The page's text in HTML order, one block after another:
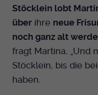
Stöcklein lobt
über ihre neue
noch ganz alt
fragt Martina, „Und
Stöcklein, bis die
haben.